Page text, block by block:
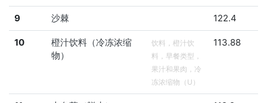
9 沙棘 122.4
10
橙汁饮料（冷冻浓缩
物）
饮料，橙汁饮
料，早餐类型，
果汁和果肉，冷
冻浓缩物（U）
113.88